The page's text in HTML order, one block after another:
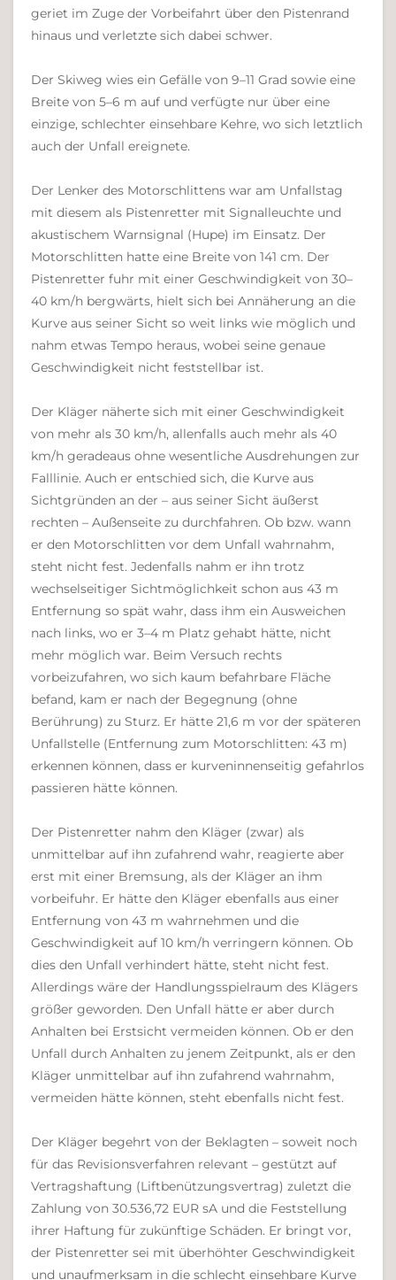
geriet im Zuge der Vorbeifahrt über den Pistenrand
hinaus und verletzte sich dabei schwer.
Der Skiweg wies ein Gefälle von 9–11 Grad sowie eine
Breite von 5–6 m auf und verfügte nur über eine
einzige, schlechter einsehbare Kehre, wo sich letztlich
auch der Unfall ereignete.
Der Lenker des Motorschlittens war am Unfallstag
mit diesem als Pistenretter mit Signalleuchte und
akustischem Warnsignal (Hupe) im Einsatz. Der
Motorschlitten hatte eine Breite von 141 cm. Der
Pistenretter fuhr mit einer Geschwindigkeit von 30–
40 km/h bergwärts, hielt sich bei Annäherung an die
Kurve aus seiner Sicht so weit links wie möglich und
nahm etwas Tempo heraus, wobei seine genaue
Geschwindigkeit nicht feststellbar ist.
Der Kläger näherte sich mit einer Geschwindigkeit
von mehr als 30 km/h, allenfalls auch mehr als 40
km/h geradeaus ohne wesentliche Ausdrehungen zur
Falllinie. Auch er entschied sich, die Kurve aus
Sichtgründen an der – aus seiner Sicht äußerst
rechten – Außenseite zu durchfahren. Ob bzw. wann
er den Motorschlitten vor dem Unfall wahrnahm,
steht nicht fest. Jedenfalls nahm er ihn trotz
wechselseitiger Sichtmöglichkeit schon aus 43 m
Entfernung so spät wahr, dass ihm ein Ausweichen
nach links, wo er 3–4 m Platz gehabt hätte, nicht
mehr möglich war. Beim Versuch rechts
vorbeizufahren, wo sich kaum befahrbare Fläche
befand, kam er nach der Begegnung (ohne
Berührung) zu Sturz. Er hätte 21,6 m vor der späteren
Unfallstelle (Entfernung zum Motorschlitten: 43 m)
erkennen können, dass er kurveninnenseitig gefahrlos
passieren hätte können.
Der Pistenretter nahm den Kläger (zwar) als
unmittelbar auf ihn zufahrend wahr, reagierte aber
erst mit einer Bremsung, als der Kläger an ihm
vorbeifuhr. Er hätte den Kläger ebenfalls aus einer
Entfernung von 43 m wahrnehmen und die
Geschwindigkeit auf 10 km/h verringern können. Ob
dies den Unfall verhindert hätte, steht nicht fest.
Allerdings wäre der Handlungsspielraum des Klägers
größer geworden. Den Unfall hätte er aber durch
Anhalten bei Erstsicht vermeiden können. Ob er den
Unfall durch Anhalten zu jenem Zeitpunkt, als er den
Kläger unmittelbar auf ihn zufahrend wahrnahm,
vermeiden hätte können, steht ebenfalls nicht fest.
Der Kläger begehrt von der Beklagten – soweit noch
für das Revisionsverfahren relevant – gestützt auf
Vertragshaftung (Liftbenützungsvertrag) zuletzt die
Zahlung von 30.536,72 EUR sA und die Feststellung
ihrer Haftung für zukünftige Schäden. Er bringt vor,
der Pistenretter sei mit überhöhter Geschwindigkeit
und unaufmerksam in die schlecht einsehbare Kurve